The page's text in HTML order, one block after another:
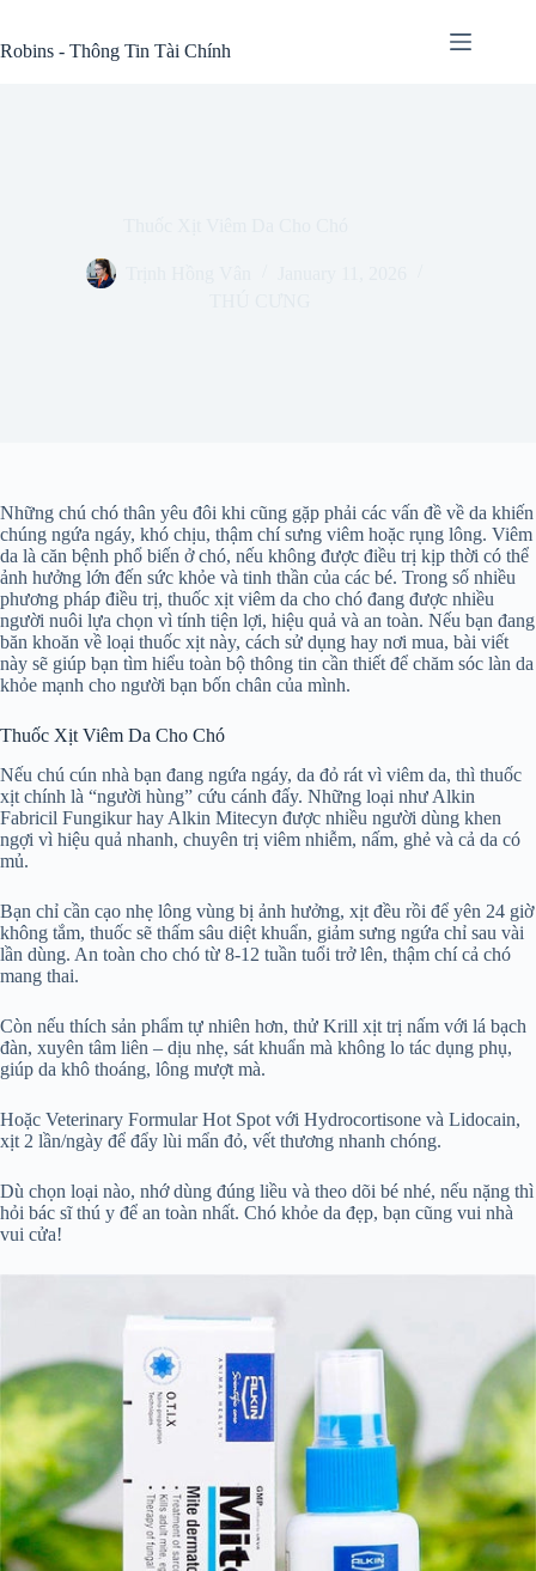
content
Robins - Thông Tin Tài Chính
Những chú chó thân yêu đôi khi cũng gặp phải các vấn đề về da khiến
chúng ngứa ngáy, khó chịu, thậm chí sưng viêm hoặc rụng lông. Viêm
da là căn bệnh phổ biến ở chó, nếu không được điều trị kịp thời có thể
ảnh hưởng lớn đến sức khỏe và tinh thần của các bé. Trong số nhiều
phương pháp điều trị, thuốc xịt viêm da cho chó đang được nhiều
người nuôi lựa chọn vì tính tiện lợi, hiệu quả và an toàn. Nếu bạn đang
băn khoăn về loại thuốc xịt này, cách sử dụng hay nơi mua, bài viết
này sẽ giúp bạn tìm hiểu toàn bộ thông tin cần thiết để chăm sóc làn da
khỏe mạnh cho người bạn bốn chân của mình.
Thuốc Xịt Viêm Da Cho Chó
Nếu chú cún nhà bạn đang ngứa ngáy, da đỏ rát vì viêm da, thì thuốc
xịt chính là “người hùng” cứu cánh đấy. Những loại như Alkin
Fabricil Fungikur hay Alkin Mitecyn được nhiều người dùng khen
ngợi vì hiệu quả nhanh, chuyên trị viêm nhiễm, nấm, ghẻ và cả da có
mủ.
Bạn chỉ cần cạo nhẹ lông vùng bị ảnh hưởng, xịt đều rồi để yên 24 giờ
không tắm, thuốc sẽ thấm sâu diệt khuẩn, giảm sưng ngứa chỉ sau vài
lần dùng. An toàn cho chó từ 8-12 tuần tuổi trở lên, thậm chí cả chó
mang thai.
Còn nếu thích sản phẩm tự nhiên hơn, thử Krill xịt trị nấm với lá bạch
đàn, xuyên tâm liên – dịu nhẹ, sát khuẩn mà không lo tác dụng phụ,
giúp da khô thoáng, lông mượt mà.
Hoặc Veterinary Formular Hot Spot với Hydrocortisone và Lidocain,
xịt 2 lần/ngày để đẩy lùi mẩn đỏ, vết thương nhanh chóng.
Dù chọn loại nào, nhớ dùng đúng liều và theo dõi bé nhé, nếu nặng thì
hỏi bác sĩ thú y để an toàn nhất. Chó khỏe da đẹp, bạn cũng vui nhà
vui cửa!